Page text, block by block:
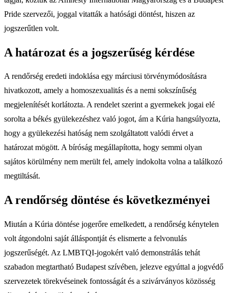
Pride szervezői, joggal vitatták a hatósági döntést, hiszen az
jogszerűtlen volt.
A határozat és a jogszerűség kérdése
A rendőrség eredeti indoklása egy márciusi törvénymódosításra
hivatkozott, amely a homoszexualitás és a nemi sokszínűség
megjelenítését korlátozta. A rendelet szerint a gyermekek jogai elé
sorolta a békés gyülekezéshez való jogot, ám a Kúria hangsúlyozta,
hogy a gyülekezési hatóság nem szolgáltatott valódi érvet a
határozat mögött. A bíróság megállapította, hogy semmi olyan
sajátos körülmény nem merült fel, amely indokolta volna a találkozó
megtiltását.
A rendőrség döntése és következményei
Miután a Kúria döntése jogerőre emelkedett, a rendőrség kénytelen
volt átgondolni saját álláspontját és elismerte a felvonulás
jogszerűségét. Az LMBTQI-jogokért való demonstrálás tehát
szabadon megtartható Budapest szívében, jelezve egyúttal a jogvédő
szervezetek törekvéseinek fontosságát és a szivárványos közösség